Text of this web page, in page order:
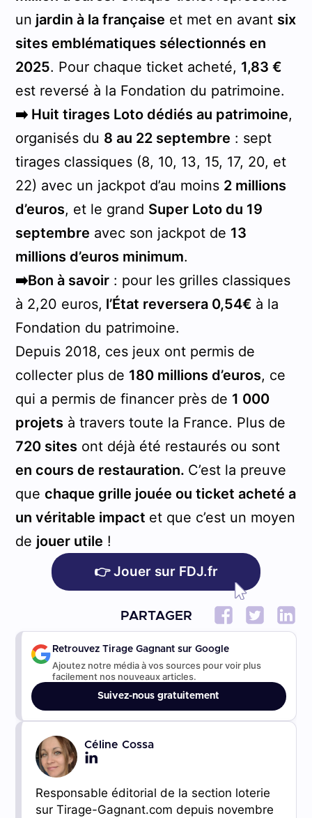
un jardin à la française et met en avant six
sites emblématiques sélectionnés en
2025. Pour chaque ticket acheté, 1,83 €
est reversé à la Fondation du patrimoine.
➡️ Huit tirages Loto dédiés au patrimoine,
organisés du 8 au 22 septembre : sept
tirages classiques (8, 10, 13, 15, 17, 20, et
22) avec un jackpot d’au moins 2 millions
d’euros, et le grand Super Loto du 19
septembre avec son jackpot de 13
millions d’euros minimum.
➡️Bon à savoir: pour les grilles classiques
à 2,20 euros, l’État reversera 0,54€ à la
Fondation du patrimoine.
Depuis 2018, ces jeux ont permis de
collecter plus de 180 millions d’euros, ce
qui a permis de financer près de 1 000
projetsà travers toute la France. Plus de
720 sitesont déjà été restaurés ou sont
en cours de restauration. C’est la preuve
que chaque grille jouée ou ticket acheté a
un véritable impact et que c’est un moyen
de jouer utile !
👉 Jouer sur FDJ.fr
PARTAGER
Retrouvez Tirage Gagnant sur Google
Ajoutez notre média à vos sources pour voir plus
facilement nos nouveaux articles.
Suivez-nous gratuitement
Céline Cossa
Responsable éditorial de la section loterie
sur Tirage-Gagnant.com depuis novembre